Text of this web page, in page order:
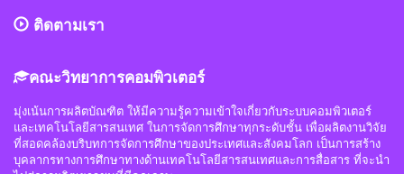
ติดตามเรา
คณะวิทยาการคอมพิวเตอร์
มุ่งเน้นการผลิตบัณฑิต ให้มีความรู้ความเข้าใจเกี่ยวกับระบบคอมพิวเตอร์
และเทคโนโลยีสารสนเทศ ในการจัดการศึกษาทุกระดับชั้น เพื่อผลิตงานวิจัย
ที่สอดคล้องบริบทการจัดการศึกษาของประเทศและสังคมโลก เป็นการสร้าง
บุคลากรทางการศึกษาทางด้านเทคโนโลยีสารสนเทศและการสื่อสาร ที่จะนำ